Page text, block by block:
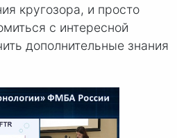
кругозора, и просто
с интересной
дополнительные знания